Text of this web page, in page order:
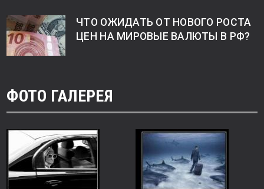
ЧТО ОЖИДАТЬ ОТ НОВОГО РОСТА
ЦЕН НА МИРОВЫЕ ВАЛЮТЫ В РФ?
ФОТО ГАЛЕРЕЯ